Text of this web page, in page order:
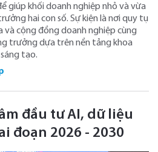
giúp khối doanh nghiệp nhỏ và vừa
hai con số. Sự kiện là nơi quy tụ
và cộng đồng doanh nghiệp cùng
trưởng dựa trên nền tảng khoa
tạo.
đầu tư AI, dữ liệu
đoạn 2026 - 2030